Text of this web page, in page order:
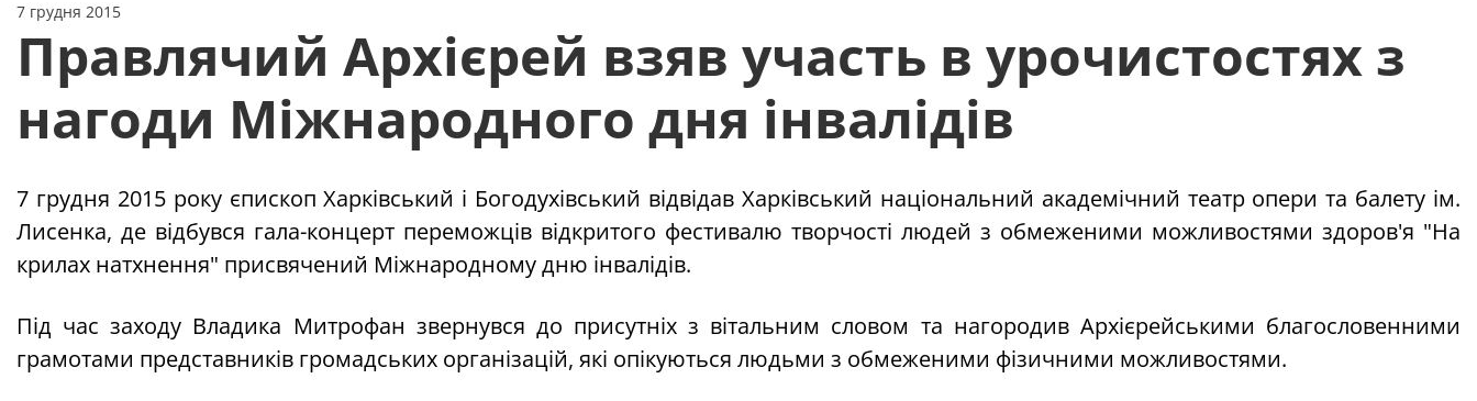
7 грудня 2015
Правлячий Архієрей взяв участь в урочистостях з
нагоди Міжнародного дня інвалідів
7 грудня 2015 року єпископ Харківський і Богодухівський відвідав Харківський національний академічний театр опери та балету ім.
Лисенка, де відбувся гала-концерт переможців відкритого фестивалю творчості людей з обмеженими можливостями здоров'я "На
крилах натхнення" присвячений Міжнародному дню інвалідів.
Під час заходу Владика Митрофан звернувся до присутніх з вітальним словом та нагородив Архієрейськими благословенними
грамотами представників громадських організацій, які опікуються людьми з обмеженими фізичними можливостями.